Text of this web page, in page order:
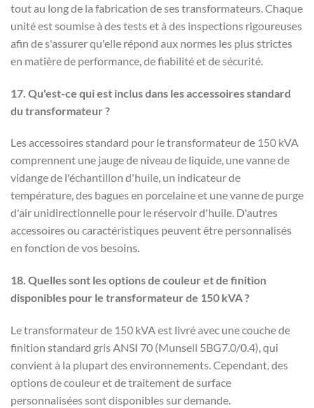
tout au long de la fabrication de ses transformateurs. Chaque
unité est soumise à des tests et à des inspections rigoureuses
afin de s'assurer qu'elle répond aux normes les plus strictes
en matière de performance, de fiabilité et de sécurité.
17. Qu'est-ce qui est inclus dans les accessoires standard
du transformateur ?
Les accessoires standard pour le transformateur de 150 kVA
comprennent une jauge de niveau de liquide, une vanne de
vidange de l'échantillon d'huile, un indicateur de
température, des bagues en porcelaine et une vanne de purge
d'air unidirectionnelle pour le réservoir d'huile. D'autres
accessoires ou caractéristiques peuvent être personnalisés
en fonction de vos besoins.
18. Quelles sont les options de couleur et de finition
disponibles pour le transformateur de 150 kVA ?
Le transformateur de 150 kVA est livré avec une couche de
finition standard gris ANSI 70 (Munsell 5BG7.0/0.4), qui
convient à la plupart des environnements. Cependant, des
options de couleur et de traitement de surface
personnalisées sont disponibles sur demande.